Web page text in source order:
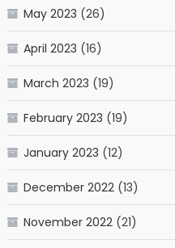
May 2023 (26)
April 2023 (16)
March 2023 (19)
February 2023 (19)
January 2023 (12)
December 2022(13)
November 2022(21)